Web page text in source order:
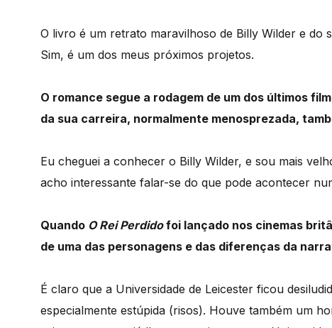
O livro é um retrato maravilhoso de Billy Wilder e do
Sim, é um dos meus próximos projetos.
O romance segue a rodagem de um dos últimos
da sua carreira, normalmente menosprezada,
Eu cheguei a conhecer o Billy Wilder, e sou mais
acho interessante falar-se do que pode acontecer
Quando O Rei Perdidofoi lançado nos cinemas
de uma das personagens e das diferenças da
É claro que a Universidade de Leicester ficou
especialmente estúpida (risos). Houve também um